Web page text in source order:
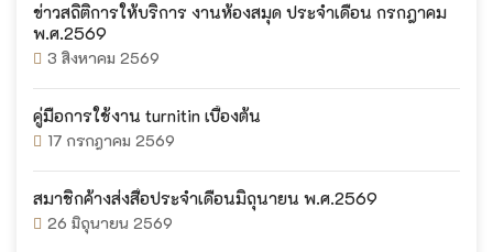
ข่าวสถิติการให้บริการ งานห้องสมุด ประจำเดือน กรกฎาคม
พ.ศ.2569
3 สิงหาคม 2569
คู่มือการใช้งาน turnitin เบื้องต้น
17 กรกฎาคม 2569
สมาชิกค้างส่งสื่อประจำเดือนมิถุนายน พ.ศ.2569
26 มิถุนายน 2569